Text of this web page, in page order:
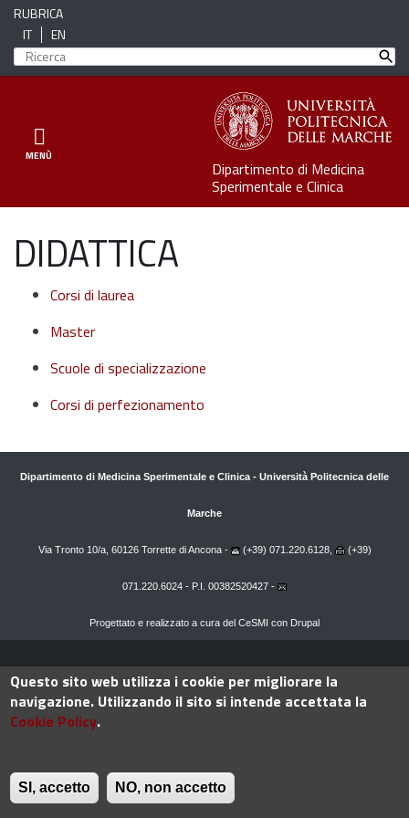
RUBRICA
IT
EN
Toggle navigation
MENÙ
Dipartimento di Medicina
Sperimentale e Clinica
DIDATTICA
Corsi di laurea
Master
Scuole di specializzazione
Corsi di perfezionamento
Dipartimento di Medicina Sperimentale e Clinica - Università Politecnica delle
Marche
Via Tronto 10/a, 60126 Torrette di Ancona - (+39) 071.220.6128, (+39)
071.220.6024 - P.I. 00382520427 -
Progettato e realizzato a cura del CeSMI con Drupal
100%
Questo sito web utilizza i cookie per migliorare la
navigazione. Utilizzando il sito si intende accettata la
Cookie Policy.
SI, accetto NO, non accetto